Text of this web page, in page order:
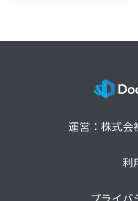
運営：株式会
利
プライバ